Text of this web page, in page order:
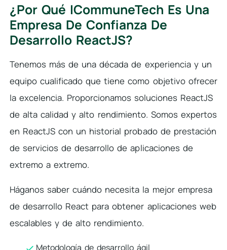
¿Por Qué ICommuneTech Es Una
Empresa De Confianza De
Desarrollo ReactJS?
Tenemos más de una década de experiencia y un
equipo cualificado que tiene como objetivo ofrecer
la excelencia. Proporcionamos soluciones ReactJS
de alta calidad y alto rendimiento. Somos expertos
en ReactJS con un historial probado de prestación
de servicios de desarrollo de aplicaciones de
extremo a extremo.
Háganos saber cuándo necesita la mejor empresa
de desarrollo React para obtener aplicaciones web
escalables y de alto rendimiento.
Metodología de desarrollo ágil